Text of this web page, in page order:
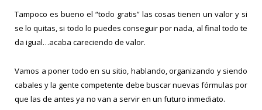
Tampoco es bueno el “todo gratis” las cosas tienen un valor y si
se lo quitas, si todo lo puedes conseguir por nada, al final todo te
da igual…acaba careciendo de valor.
Vamos a poner todo en su sitio, hablando, organizando y siendo
cabales y la gente competente debe buscar nuevas fórmulas por
que las de antes ya no van a servir en un futuro inmediato.